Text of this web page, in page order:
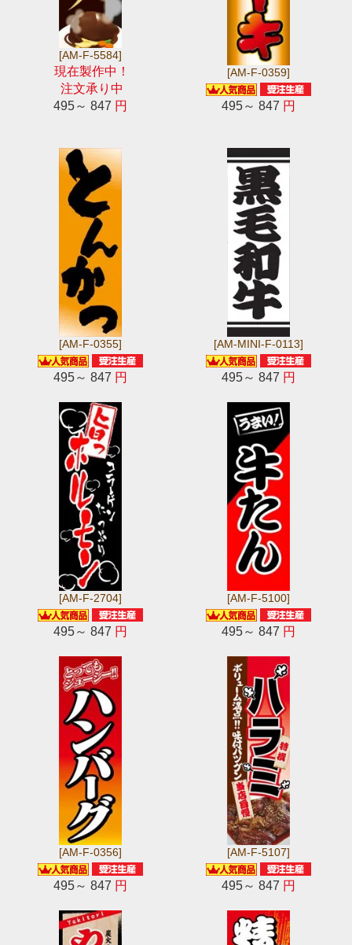
[AM-F-5584]
現在製作中！
注文承り中
495～ 847 円
[AM-F-0359]
495～ 847 円
[AM-F-0355]
495～ 847 円
[AM-MINI-F-0113]
495～ 847 円
[AM-F-2704]
495～ 847 円
[AM-F-5100]
495～ 847 円
[AM-F-0356]
495～ 847 円
[AM-F-5107]
495～ 847 円